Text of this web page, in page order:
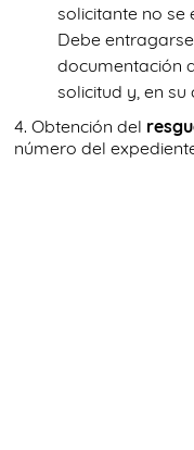
solicitante no se
Debe
documentación
solicitud y, en
4. Obtención del
número del